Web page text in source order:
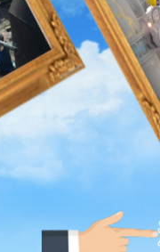
一般那些环境下需要使
2026-7-22
: 78352 作者:未知
粉尘检（监）测
场所，或任何其它
l 连续监测颗粒旋
l 多点监测中，植